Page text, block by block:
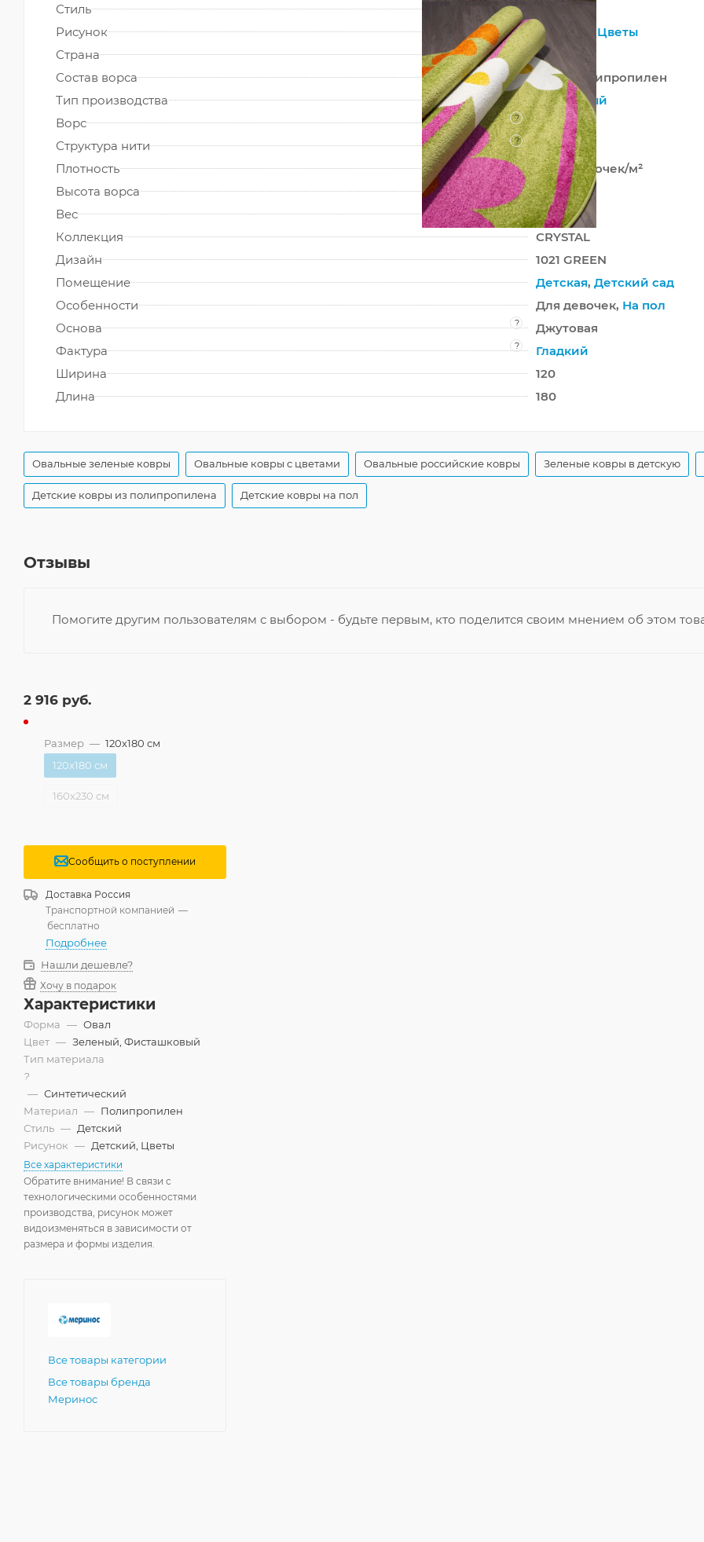
Стиль
Рисунок
Детский, Цветы
Страна
Россия
Состав ворса
100% Полипропилен
Тип производства
Машинный
Ворс
?
Средний
Структура нити
?
Фризе
Плотность
304 000 точек/м²
Высота ворса
10 мм
Вес
2050 г/м²
Коллекция
CRYSTAL
Дизайн
1021 GREEN
Помещение
Детская, Детский сад
Особенности
Для девочек, На пол
Основа
?
Джутовая
Фактура
?
Гладкий
Ширина
120
Длина
180
Овальные зеленые ковры Овальные ковры с цветами Овальные российские ковры Зеленые ковры в детскую
Детские ковры из полипропилена Детские ковры на пол
Отзывы
Помогите другим пользователям с выбором - будьте первым, кто поделится своим мнением об этом
2 916 руб.
Размер — 120x180 см
120x180 см
160x230 см
Сообщить о поступлении
Доставка Россия
Транспортной компанией —
бесплатно
Подробнее
Нашли дешевле?
Хочу в подарок
Характеристики
Форма — Овал
Цвет — Зеленый, Фисташковый
Тип материала
?
— Синтетический
Материал — Полипропилен
Стиль — Детский
Рисунок — Детский, Цветы
Все характеристики
Обратите внимание! В связи с
технологическими особенностями
производства, рисунок может
видоизменяться в зависимости от
размера и формы изделия.
Все товары категории
Все товары бренда
Меринос